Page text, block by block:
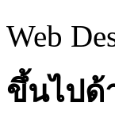
Web
ขึ้นไปด้